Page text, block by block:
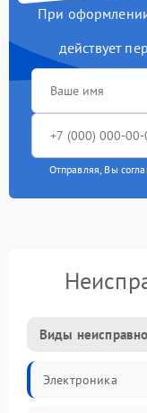
При
действует
Отправляя, Вы
Виды
Электроника